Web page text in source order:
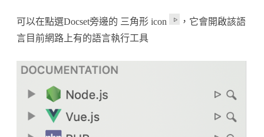
可以在點選Docset旁邊的 三角形 icon
，它會開啟該語
言目前網路上有的語言執行工具